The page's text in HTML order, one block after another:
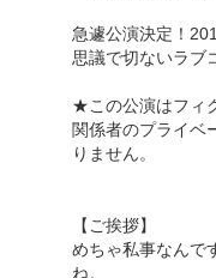
急遽公演決定！
思議で切ないラブ
★この公演はフィ
関係者のプライベ
りません。
【ご挨拶】
めちゃ私事なんで
ね。